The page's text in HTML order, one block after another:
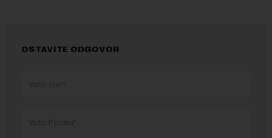
OSTAVITE ODGOVOR